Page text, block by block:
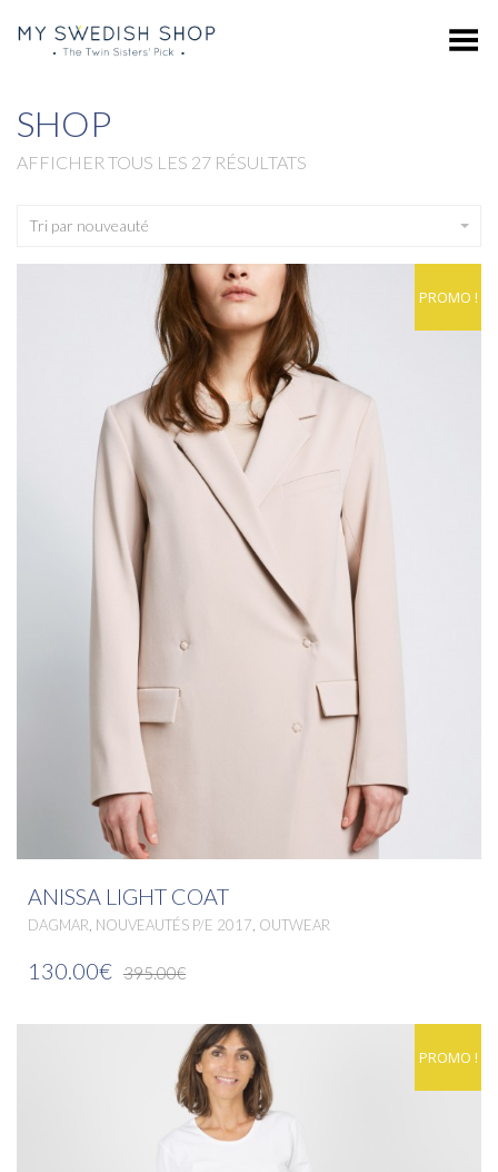
Toggle Menu
SHOP
AFFICHER TOUS LES 27 RÉSULTATS
Tri par nouveauté
PROMO !
ANISSA LIGHT COAT
DAGMAR NOUVEAUTÉS P/E 2017 OUTWEAR
395.00€
130.00€
PROMO !